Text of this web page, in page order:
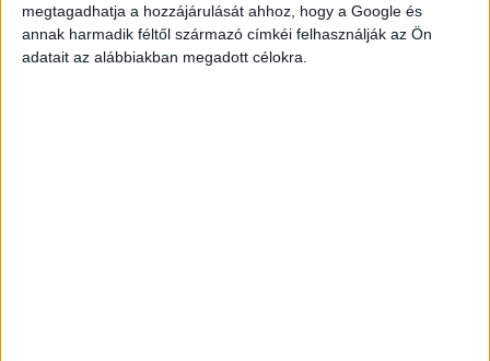
megtagadhatja a hozzájárulását ahhoz, hogy a Google és
annak harmadik féltől származó címkéi felhasználják az Ön
adatait az alábbiakban megadott célokra.
KÉRDÉSED VAN?
KERESD